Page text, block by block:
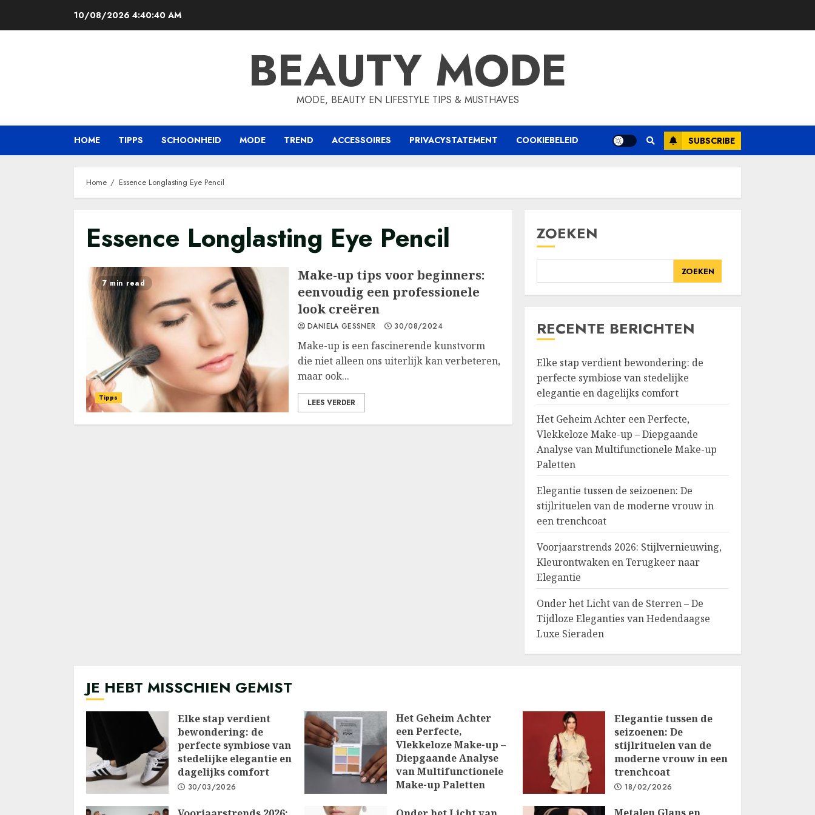
10/08/2026 4:40:41 AM
BEAUTY MODE
MODE, BEAUTY EN LIFESTYLE TIPS & MUSTHAVES
HOME TIPPS SCHOONHEID MODE TREND ACCESSOIRES PRIVACYSTATEMENT COOKIEBELEID SUBSCRIBE
Home Essence Longlasting Eye Pencil
Essence Longlasting Eye Pencil
7 min read
Tipps
Make-up tips voor beginners:
eenvoudig een professionele
look creëren
DANIELA GESSNER 30/08/2024
Make-up is een fascinerende kunstvorm
die niet alleen ons uiterlijk kan verbeteren,
maar ook...
LEES VERDER
ZOEKEN
ZOEKEN
RECENTE BERICHTEN
Elke stap verdient bewondering: de
perfecte symbiose van stedelijke
elegantie en dagelijks comfort
Het Geheim Achter een Perfecte,
Vlekkeloze Make-up – Diepgaande
Analyse van Multifunctionele Make-up
Paletten
Elegantie tussen de seizoenen: De
stijlrituelen van de moderne vrouw in
een trenchcoat
Voorjaarstrends 2026: Stijlvernieuwing,
Kleurontwaken en Terugkeer naar
Elegantie
Onder het Licht van de Sterren – De
Tijdloze Eleganties van Hedendaagse
Luxe Sieraden
JE HEBT MISSCHIEN GEMIST
Elke stap verdient
bewondering: de
perfecte symbiose van
stedelijke elegantie en
dagelijks comfort
30/03/2026
Het Geheim Achter
een Perfecte,
Vlekkeloze Make-up –
Diepgaande Analyse
van Multifunctionele
Make-up Paletten
Elegantie tussen de
seizoenen: De
stijlrituelen van de
moderne vrouw in een
trenchcoat
18/02/2026